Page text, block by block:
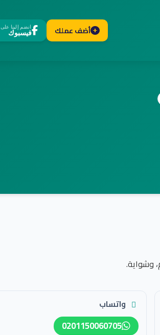
أضف عملك انضم إلينا على
فيسبوك
وشواية.
واتساب
0201150060705